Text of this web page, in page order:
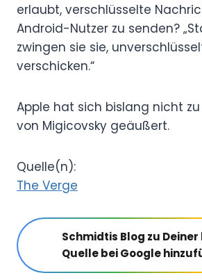
erlaubt, verschlüsselte
Android-Nutzer zu senden?
zwingen sie sie,
verschicken.“
Apple hat sich bislang nicht
von Migicovsky geäußert.
Quelle(n):
The Verge
Schmidtis Blog zu
Quelle bei Google